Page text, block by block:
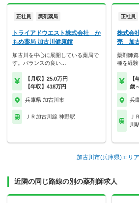
正社員 調剤薬局
トライアドウエスト株式会社 か
もめ薬局 加古川健康館
加古川を中心に展開している薬局で
す。バランスの良い…
【月収】25.0万円
【年収】418万円
兵庫県 加古川市
ＪＲ加古川線 神野駅
正社員
株式会
売 加
薬剤師
種を経
【
歳～
兵
Ｊ
川
加古川市(兵庫県)エリ
近隣の同じ路線の別の薬剤師求人